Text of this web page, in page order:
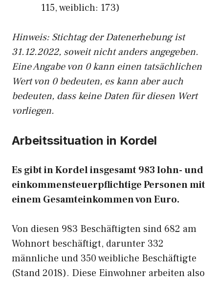
115, weiblich: 173)
Hinweis: Stichtag der Datenerhebung ist
31.12.2022, soweit nicht anders angegeben.
Eine Angabe von 0 kann einen tatsächlichen
Wert von 0 bedeuten, es kann aber auch
bedeuten, dass keine Daten für diesen Wert
vorliegen.
Arbeitssituation in Kordel
Es gibt in Kordel insgesamt 983 lohn- und
einkommensteuerpflichtige Personen mit
einem Gesamteinkommen von Euro.
Von diesen 983 Beschäftigten sind 682 am
Wohnort beschäftigt, darunter 332
männliche und 350 weibliche Beschäftigte
(Stand 2018). Diese Einwohner arbeiten also